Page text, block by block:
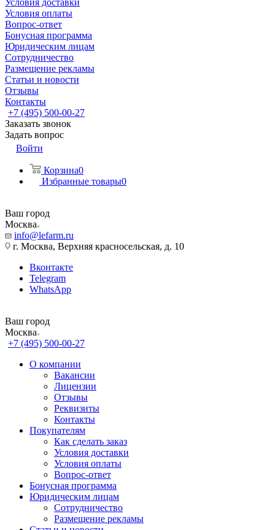
Условия доставки
Условия оплаты
Вопрос-ответ
Бонусная программа
Юридическим лицам
Сотрудничество
Размещение рекламы
Статьи и новости
Отзывы
Контакты
+7 (495) 500-00-27
Заказать звонок
Задать вопрос
Войти
Корзина0
Избранные товары0
Ваш город
Москва
info@lefarm.ru
г. Москва, Верхняя красносельская, д. 10
Вконтакте
Telegram
WhatsApp
Ваш город
Москва
+7 (495) 500-00-27
О компании
Вакансии
Лицензии
Отзывы
Реквизиты
Контакты
Покупателям
Как сделать заказ
Условия доставки
Условия оплаты
Вопрос-ответ
Бонусная программа
Юридическим лицам
Сотрудничество
Размещение рекламы